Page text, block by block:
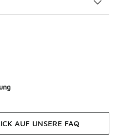
AUF UNSERE FAQ